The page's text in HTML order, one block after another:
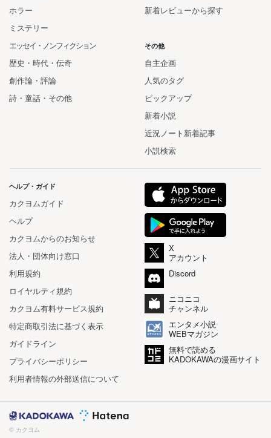
新着レビューから探す
ホラー
ミステリー
エッセイ・ノンフィクション
歴史・時代・伝奇
創作論・評論
詩・童話・その他
その他
自主企画
人気のタグ
ピックアップ
新着小説
近況ノート新着記事
小説検索
ヘルプ・ガイド
カクヨムガイド
ヘルプ
カクヨムからのお知らせ
法人・団体向け窓口
利用規約
ロイヤルティ規約
カクヨム有料サービス規約
特定商取引法に基づく表示
ガイドライン
プライバシーポリシー
利用者情報の外部送信について
X
アカウント
Discord
ニコニコ
チャンネル
エンタメ小説
WEBマガジン
無料で読める
KADOKAWAの漫画サイト
© カクヨム